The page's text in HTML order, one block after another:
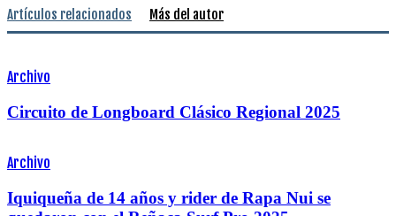
Artículos relacionados Más del autor
Archivo
Circuito de Longboard Clásico Regional 2025
Archivo
Iquiqueña de 14 años y rider de Rapa Nui se